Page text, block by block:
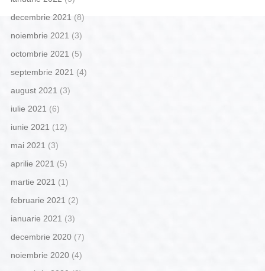
decembrie 2021 (8)
noiembrie 2021 (3)
octombrie 2021 (5)
septembrie 2021 (4)
august 2021 (3)
iulie 2021 (6)
iunie 2021 (12)
mai 2021 (3)
aprilie 2021 (5)
martie 2021 (1)
februarie 2021 (2)
ianuarie 2021 (3)
decembrie 2020(7)
noiembrie 2020(4)